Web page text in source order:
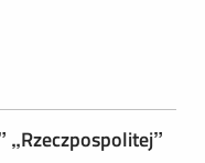
„Rzeczpospolitej”